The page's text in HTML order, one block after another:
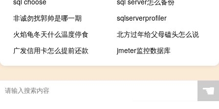
非诚勿扰郭帅是哪一期
sqlserverprofiler
火焰龟冬天什么温度停食
北方过年给父母磕头怎么说
广发信用卡怎么提前还款
jmeter监控数据库
☚